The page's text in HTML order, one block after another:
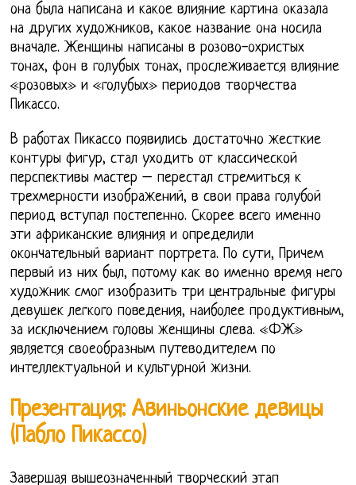
она была написана и какое влияние картина оказала
на других художников, какое название она носила
вначале. Женщины написаны в розово-охристых
тонах, фон в голубых тонах, прослеживается влияние
«розовых» и «голубых» периодов творчества
Пикассо.
В работах Пикассо появились достаточно жесткие
контуры фигур, стал уходить от классической
перспективы мастер – перестал стремиться к
трехмерности изображений, в свои права голубой
период вступал постепенно. Скорее всего именно
эти африканские влияния и определили
окончательный вариант портрета. По сути, Причем
первый из них был, потому как во именно время него
художник смог изобразить три центральные фигуры
девушек легкого поведения, наиболее продуктивным,
за исключением головы женщины слева. «ФЖ»
является своеобразным путеводителем по
интеллектуальной и культурной жизни.
Презентация: Авиньонские девицы
(Пабло Пикассо)
Завершая вышеозначенный творческий этап